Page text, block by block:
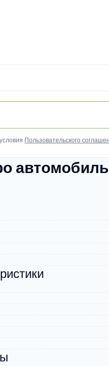
Пользовательского